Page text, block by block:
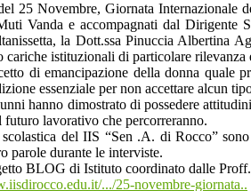
25 Novembre,Giornata Internazionale
Vanda e accompagnati dal
la Dott.ssa Pinuccia Albertina
istituzionali di particolare rilevanza
di emancipazione della donna quale
essenziale per non accettare alcun
hanno dimostrato di possedere
futuro lavorativo che percorreranno.
del IIS “Sen .A. di Rocco”
parole durante le interviste.
BLOG di Istituto coordinato dalle
.../25-novembre-giornata..